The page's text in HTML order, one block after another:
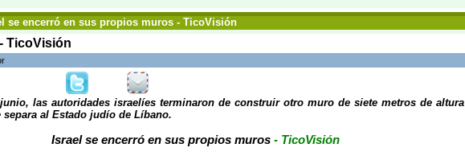
se encerró en sus propios muros - TicoVisión
TicoVisión
las autoridades israelíes terminaron de construir otro muro de siete metros de altura
separa al Estado judío de Líbano.
Israel se encerró en sus propios muros- TicoVisión